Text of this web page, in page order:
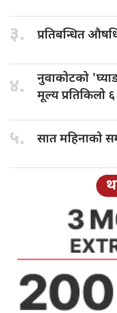
३. प्रतिबन्धित
४. नुवाकोटको
मूल्य प्रतिकिलो
५. सात महिनाको